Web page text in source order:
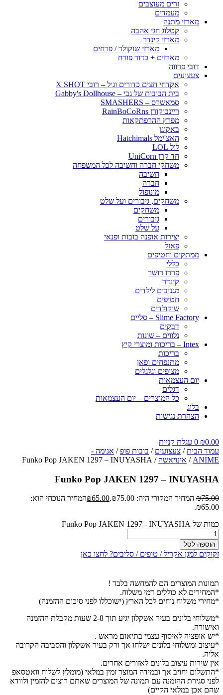
זרים מעוצבים
מעמדים
מארזי מתנה
קטלוג חגי אהבה
מארזי קינדר
מארזי שוקולד / פרחים
מארזים + כדור פורח
דובי פרווה
צעצועים
אקדחי חצים כדורים וג׳ל – רובי X SHOT
בית הבובות של גבי – Gabby's Dollhouse
סמאשרס – SMASHERS
ריינבוקורן RainBoCoRns
מפרץ ההרפתקאות
באקוגן
האצ'ימל Hatchimals
לול LOL
חד קרן UniCorn
משחקי חברה וחשיבה לכל המשפחה
חשיבה
חברה
מונופול
משחקים, גיבורים ועל שלט
משחקים
גיבורים
על שלט
יצירות אופנה בובות ופנאי
פאזל
ממתקים וחטיפים
כללי
פררו רושר
קינדר
מגניבים לילדים
חטיפים
שוקולדים
Slime Factory – סליים
דבקים
נלווים – שונות
Intex – בריכות ומוצרי קיץ
בריכות
מתנפחים ופאן
מצופים וגלגלים
יום העצמאות
דגלים
כל המוצרים – יום העצמאות
בלוג
הצהרת נגישות
₪0.00
0 עגלת קניות
עמוד הבית/ צעצועים / בובות פופ / אנימה -
ANIME
/ אינויאשה/ Funko Pop JAKEN 1297 – INUYASHA
Funko Pop JAKEN 1297 – INUYASHA
₪75.00 המחיר המקורי היה: ₪75.00. ₪65.00
המחיר הנוכחי הוא:
₪65.00.
כמות של Funko Pop JAKEN 1297 - INUYASHA
הוספה לסל
זקוקים למגן אקריל / טופים / סליבים? לחצו כאן
תמונות המוצרים הם להמחשה בלבד !
*המחירים לא כוללים דמי משלוח.
*מחירי משלוח נוחים לכל הארץ (ישוכללו לפני סיכום ההזמנה)
*משלוחי בלונים בעיר אשקלון יגיע תוך 2-8 שעות מקבלת ההזמנה
ואישורה.
*יש אופציה לאיסוף עצמי בתיאום מראש .
*עיצוב ומשלוחי בלונים ישלחו אך ורק בעיר אשקלון והסביבה הקרובה
אליה.
אין שירות עיצוב בלונים לאזורים אחרים.
*התשלום יחויב אך ובמידה המוצר זמין במלאי (מומלץ לשלוח וואטסאפ
לפני סגירת ההזמנה עם תמונה של המוצרים שאתם רוצים להזמין ולוודא
שהם אכן במלאי הקיים)